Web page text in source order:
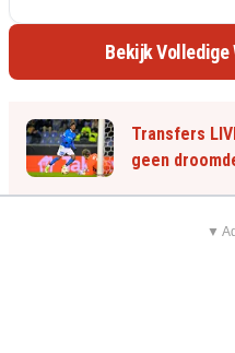
Bekijk
Transfers
geen
▼